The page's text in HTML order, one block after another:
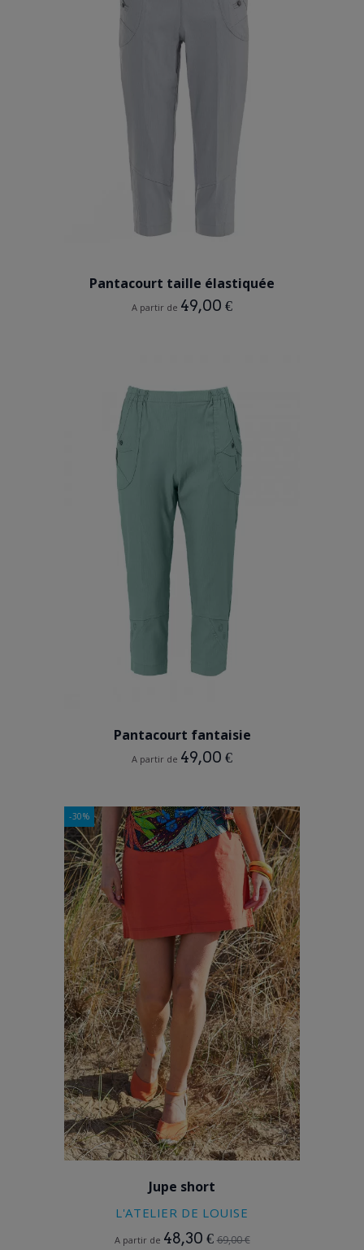
Pantacourt taille élastiquée
A partir de 49,00 €
Pantacourt fantaisie
A partir de 49,00 €
-30%
ROUILLE
Jupe short
L'ATELIER DE LOUISE
A partir de 48,30 € 69,00 €